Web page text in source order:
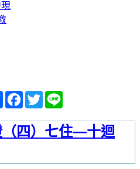
分
享
Facebook
Twitter
（四）七住—十迴